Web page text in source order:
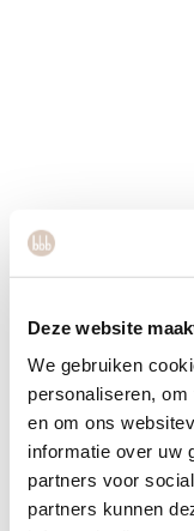
Deze website
We gebruiken
personaliseren,
en om ons
informatie over uw
partners voor
partners kunnen
Demi’s passion for
calm, balance, and
how important it is
special phase.
safely and gently in
with attention to
your baby. Her
provides a solid